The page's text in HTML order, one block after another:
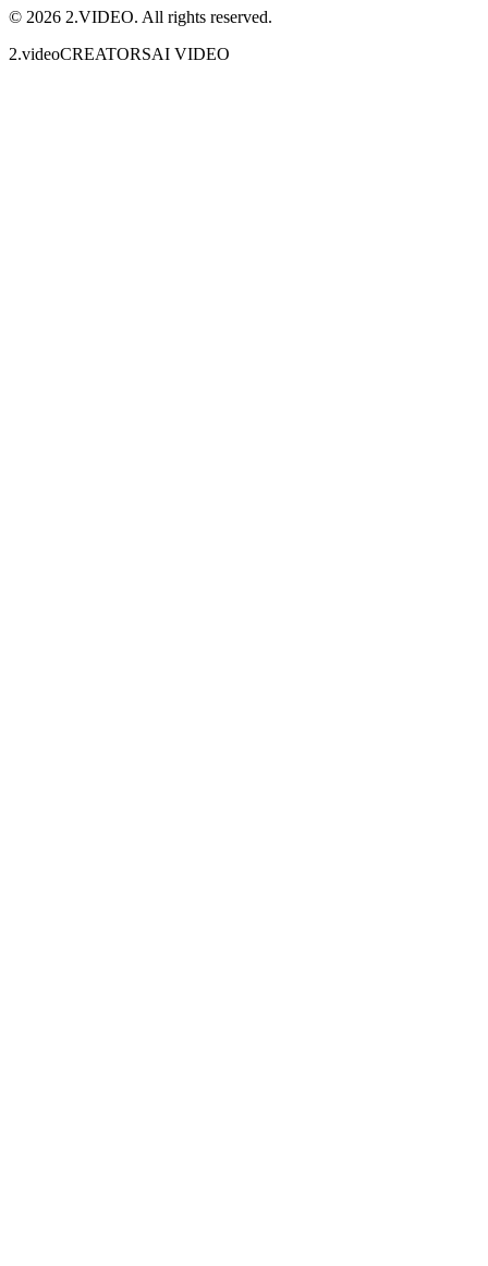
© 2026 2.VIDEO. All rights reserved.
2.videoCREATORSAI VIDEO